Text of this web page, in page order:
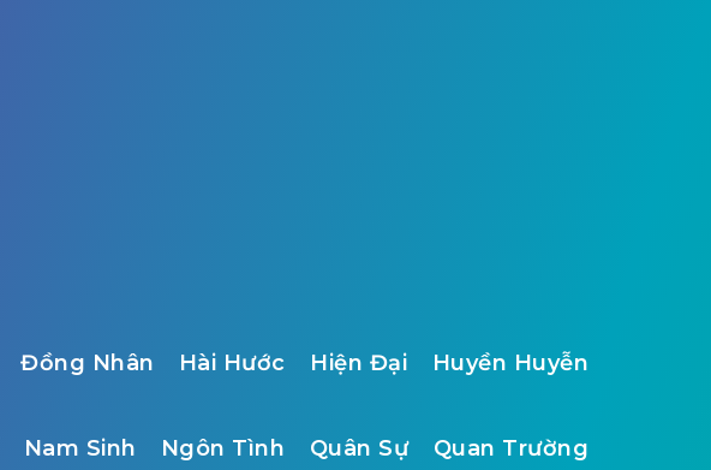
Đồng Nhân Hài Hước Hiện Đại Huyền Huyễn
Nam Sinh Ngôn Tình Quân Sự Quan Trường